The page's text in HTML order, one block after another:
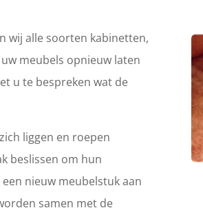
wij alle soorten kabinetten,
meubels opnieuw laten
u te bespreken wat de
liggen en roepen
beslissen om hun
nieuw meubelstuk aan
samen met de